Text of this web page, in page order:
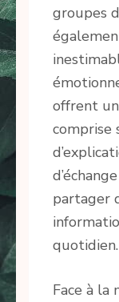
groupes
offrent
comprise
partager
quotidien.
Face à la